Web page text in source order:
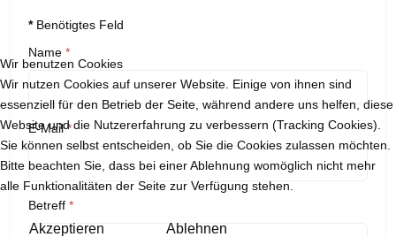
*Benötigtes Feld
Name *
E-Mail*
Betreff *
Wir benutzen Cookies
Wir nutzen Cookies auf unserer Website. Einige von ihnen sind
essenziell für den Betrieb der Seite, während andere uns helfen, diese
Website und die Nutzererfahrung zu verbessern (Tracking Cookies).
Sie können selbst entscheiden, ob Sie die Cookies zulassen möchten.
Bitte beachten Sie, dass bei einer Ablehnung womöglich nicht mehr
alle Funktionalitäten der Seite zur Verfügung stehen.
Akzeptieren Ablehnen